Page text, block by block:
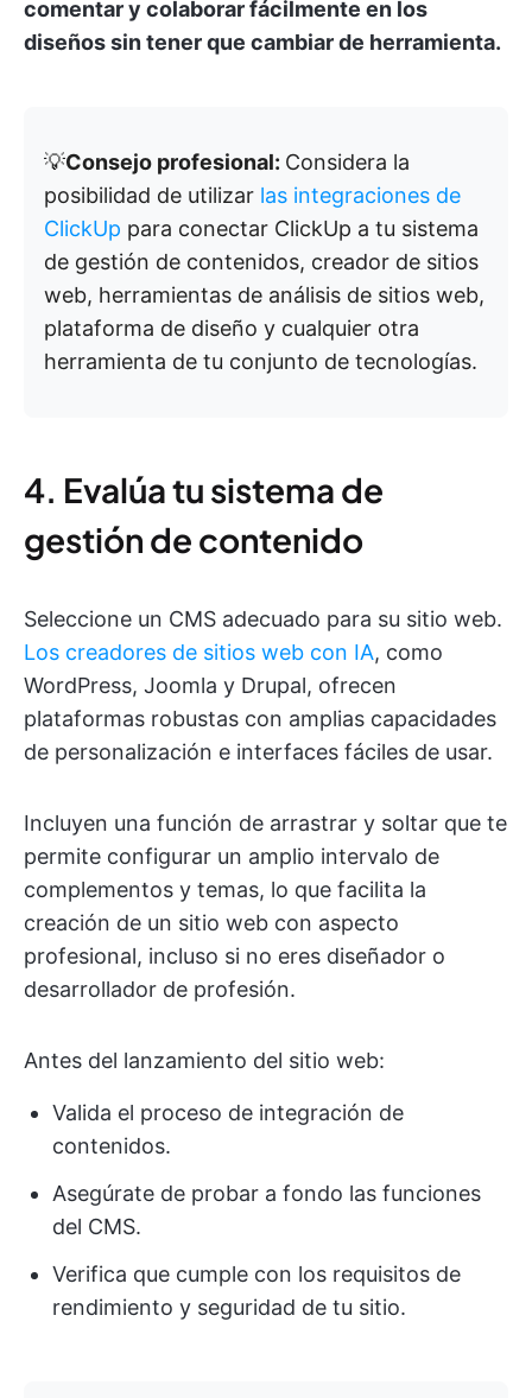
comentar y colaborar fácilmente en los
diseños sin tener que cambiar de herramienta.
💡Consejo profesional: Considera la
posibilidad de utilizar las integraciones de
ClickUp para conectar ClickUp a tu sistema
de gestión de contenidos, creador de sitios
web, herramientas de análisis de sitios web,
plataforma de diseño y cualquier otra
herramienta de tu conjunto de tecnologías.
4. Evalúa tu sistema de
gestión de contenido
Seleccione un CMS adecuado para su sitio web.
Los creadores de sitios web con IA, como
WordPress, Joomla y Drupal, ofrecen
plataformas robustas con amplias capacidades
de personalización e interfaces fáciles de usar.
Incluyen una función de arrastrar y soltar que te
permite configurar un amplio intervalo de
complementos y temas, lo que facilita la
creación de un sitio web con aspecto
profesional, incluso si no eres diseñador o
desarrollador de profesión.
Antes del lanzamiento del sitio web:
Valida el proceso de integración de
contenidos.
Asegúrate de probar a fondo las funciones
del CMS.
Verifica que cumple con los requisitos de
rendimiento y seguridad de tu sitio.